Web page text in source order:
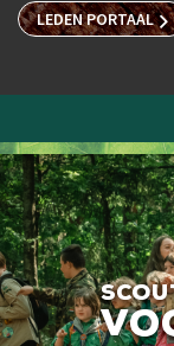
LEDEN PORTAAL 